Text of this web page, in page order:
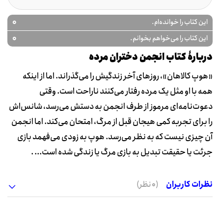
این کتاب را خوانده‌ام. 0
این کتاب را می‌خواهم بخوانم. 0
دربارۀ کتاب انجمن دختران مرده
«هوپ کالاهان»، روزهای آخر زندگیش را می‌گذراند. اما از اینکه
همه با او مثل یک مرده رفتار می‌کنند ناراحت است. وقتی
دعوت‌نامه‌ای مرموز از طرف انجمن به دستش می‌رسد، شانس‌اش
را برای تجربه کمی هیجان قبل از مرگ، امتحان می‌کند. اما انجمن
آن چیزی نیست که به نظر می‌رسد. هوپ به زودی می‌فهمد بازی
جرئت یا حقیقت تبدیل به بازی مرگ یا زندگی شده است... .
نظرات کاربران (0 نظر)